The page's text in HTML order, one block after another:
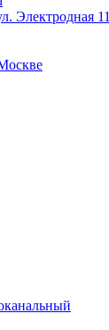
Электродная 11